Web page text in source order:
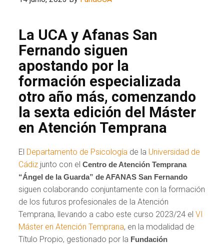
La UCA y Afanas San
Fernando siguen
apostando por la
formación especializada
otro año más, comenzando
la sexta edición del Máster
en Atención Temprana
El Departamento de Psicología de la Universidad de
Cádiz junto con elCentro de Atención Temprana
“Ángel de la Guarda” de AFANAS San Fernando
siguen colaborando conjuntamente con la formación
de los futuros profesionales de la Atención
Temprana, llevando a cabo este curso 2023/24 elVI
Máster en Atención Temprana, en la modalidad de
Título Propio, gestionado por la Fundación